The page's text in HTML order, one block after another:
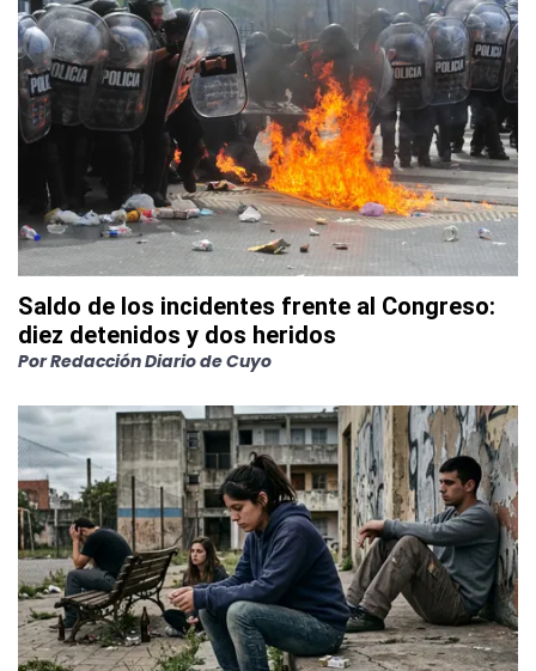
Saldo de los incidentes frente al Congreso:
diez detenidos y dos heridos
PorRedacción Diario de Cuyo